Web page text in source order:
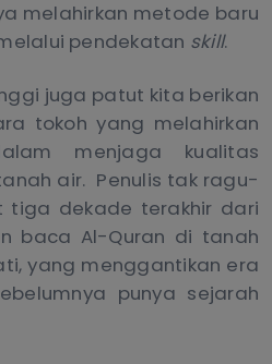
melahirkan metode baru
pendekatan skill.
juga patut kita berikan
tokoh yang melahirkan
menjaga kualitas
air. Penulis tak ragu-
tiga dekade terakhir dari
baca Al-Quran di tanah
yang menggantikan era
punya sejarah